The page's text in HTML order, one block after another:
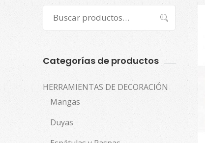
por:
Buscar
Categorías de productos
HERRAMIENTAS DE DECORACIÓN
Mangas
Duyas